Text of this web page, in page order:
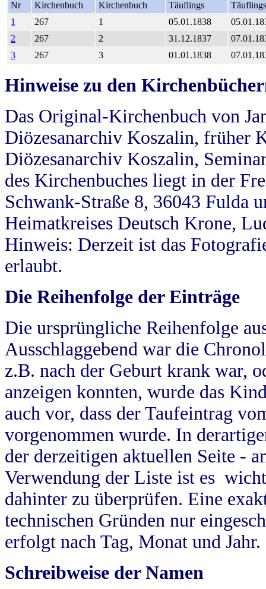
Nr
Kirchenbuch
Kirchenbuch
Täuflings
Täuflings
1
267 1 05.01.1838
2
267 2 31.12.1837
3
267 3 01.01.1838
Hinweise zu den
Das Original-Kirchenbuch von
Diözesanarchiv Koszalin, früher
Diözesanarchiv Koszalin,
des Kirchenbuches liegt in der
Schwank-Straße 8, 36043 Fulda
Heimatkreises Deutsch Krone,
Hinweis: Derzeit ist das
erlaubt.
Die Reihenfolge der Einträge
Die ursprüngliche Reihenfolge
Ausschlaggebend war die
z.B. nach der Geburt krank war,
anzeigen konnten, wurde das
auch vor, dass der Taufeintrag
vorgenommen wurde. In
der derzeitigen aktuellen Seite -
Verwendung der Liste ist es
dahinter zu überprüfen. Eine
technischen Gründen nur
erfolgt nach Tag, Monat und Jahr.
Schreibweise der Namen